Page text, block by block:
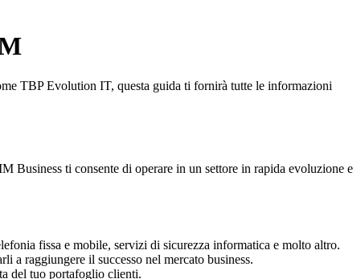
TBP Evolution IT, questa guida ti fornirà tutte le informazioni
Business ti consente di operare in un settore in rapida evoluzione e
fissa e mobile, servizi di sicurezza informatica e molto altro.
a raggiungere il successo nel mercato business.
del tuo portafoglio clienti.